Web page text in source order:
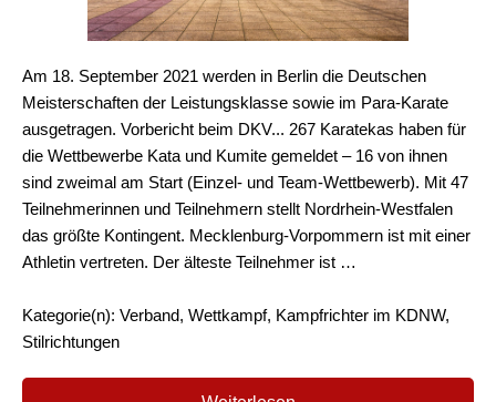
Am 18. September 2021 werden in Berlin die Deutschen
Meisterschaften der Leistungsklasse sowie im Para-Karate
ausgetragen. Vorbericht beim DKV... 267 Karatekas haben für
die Wettbewerbe Kata und Kumite gemeldet – 16 von ihnen
sind zweimal am Start (Einzel- und Team-Wettbewerb). Mit 47
Teilnehmerinnen und Teilnehmern stellt Nordrhein-Westfalen
das größte Kontingent. Mecklenburg-Vorpommern ist mit einer
Athletin vertreten. Der älteste Teilnehmer ist …
Kategorie(n): Verband, Wettkampf, Kampfrichter im KDNW,
Stilrichtungen